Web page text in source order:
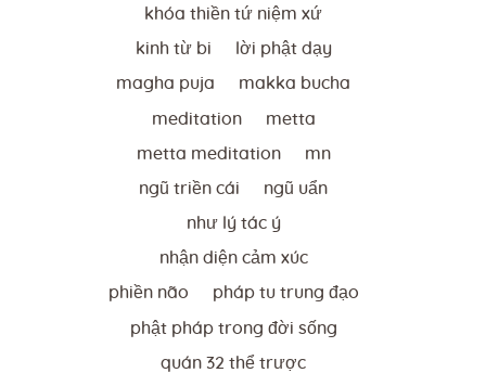
khóa thiền tứ niệm xứ
kinh từ bi lời phật dạy
magha puja makka bucha
meditation metta
metta meditation mn
ngũ triền cái ngũ uẩn
như lý tác ý
nhận diện cảm xúc
phiền não pháp tu trung đạo
phật pháp trong đời sống
quán 32 thể trược